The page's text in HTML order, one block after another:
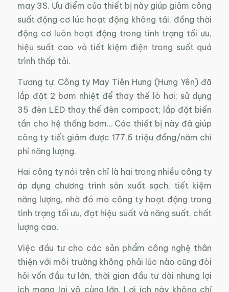
may 3S. Ưu điểm của thiết bị này giúp giảm công
suất động cơ lúc hoạt động không tải, đồng thời
động cơ luôn hoạt động trong tình trạng tối ưu,
hiệu suất cao và tiết kiệm điện trong suốt quá
trình thấp tải.
Tương tự, Công ty May Tiên Hưng (Hưng Yên) đã
lắp đặt 2 bơm nhiệt để thay thế lò hơi; sử dụng
35 đèn LED thay thế đèn compact; lắp đặt biến
tần cho hệ thống bơm… Các thiết bị này đã giúp
công ty tiết giảm được 177,6 triệu đồng/năm chi
phí năng lượng.
Hai công ty nói trên chỉ là hai trong nhiều công ty
áp dụng chương trình sản xuất sạch, tiết kiệm
năng lượng, nhờ đó mà công ty hoạt động trong
tình trạng tối ưu, đạt hiệu suất và năng suất, chất
lượng cao.
Việc đầu tư cho các sản phẩm công nghệ thân
thiện với môi trường không phải lúc nào cũng đòi
hỏi vốn đầu tư lớn, thời gian đầu tư dài nhưng lợi
ích mang lại vô cùng lớn. Lợi ích này không chỉ